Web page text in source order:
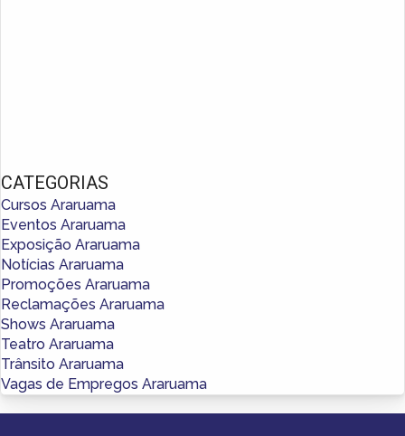
CATEGORIAS
Cursos Araruama
Eventos Araruama
Exposição Araruama
Notícias Araruama
Promoções Araruama
Reclamações Araruama
Shows Araruama
Teatro Araruama
Trânsito Araruama
Vagas de Empregos Araruama